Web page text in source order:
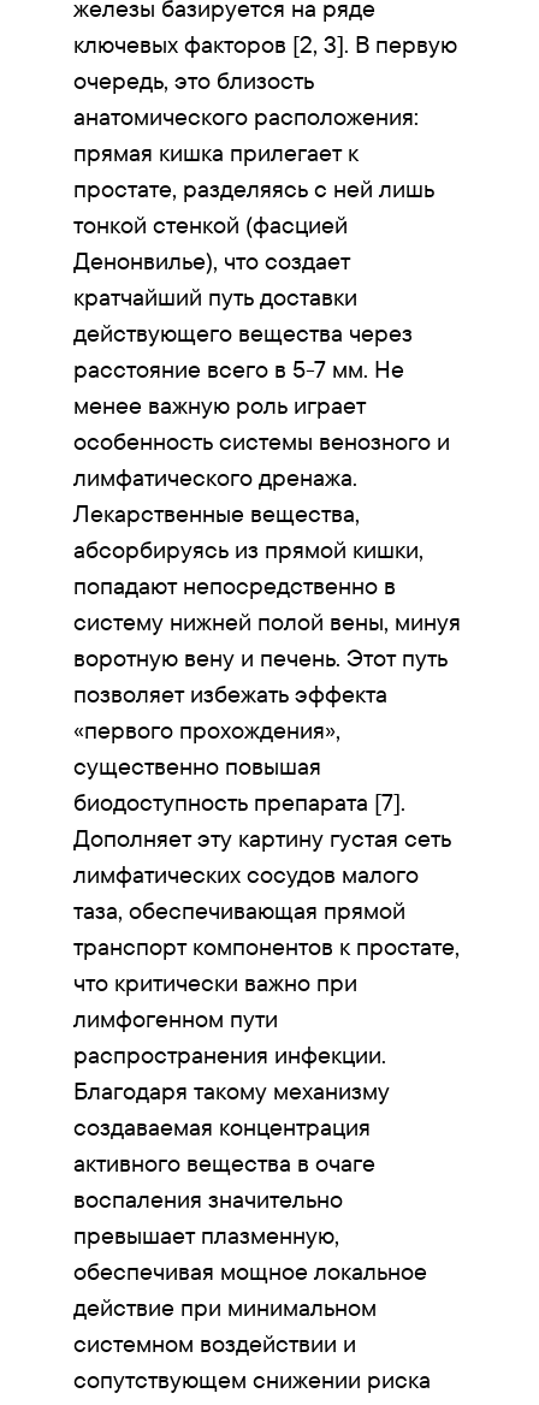
железы базируется на ряде
ключевых факторов [2, 3]. В первую
очередь, это близость
анатомического расположения:
прямая кишка прилегает к
простате, разделяясь с ней лишь
тонкой стенкой (фасцией
Денонвилье), что создает
кратчайший путь доставки
действующего вещества через
расстояние всего в 5-7 мм. Не
менее важную роль играет
особенность системы венозного и
лимфатического дренажа.
Лекарственные вещества,
абсорбируясь из прямой кишки,
попадают непосредственно в
систему нижней полой вены, минуя
воротную вену и печень. Этот путь
позволяет избежать эффекта
«первого прохождения»,
существенно повышая
биодоступность препарата [7].
Дополняет эту картину густая сеть
лимфатических сосудов малого
таза, обеспечивающая прямой
транспорт компонентов к простате,
что критически важно при
лимфогенном пути
распространения инфекции.
Благодаря такому механизму
создаваемая концентрация
активного вещества в очаге
воспаления значительно
превышает плазменную,
обеспечивая мощное локальное
действие при минимальном
системном воздействии и
сопутствующем снижении риска